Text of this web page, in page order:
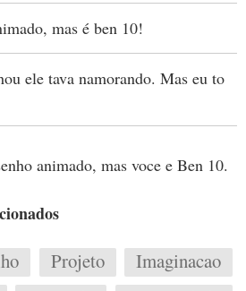
mas é ben 10!
ele tava namorando. Mas eu to
animado, mas voce e Ben 10.
Projeto
Imaginacao